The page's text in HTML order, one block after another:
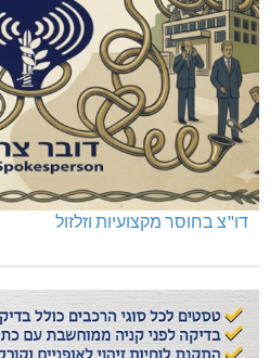
דו"צ בחוסר מקצועיות וזלזול